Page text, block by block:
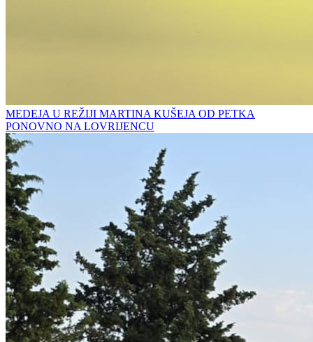
MEDEJA U REŽIJI MARTINA KUŠEJA OD PETKA
PONOVNO NA LOVRIJENCU